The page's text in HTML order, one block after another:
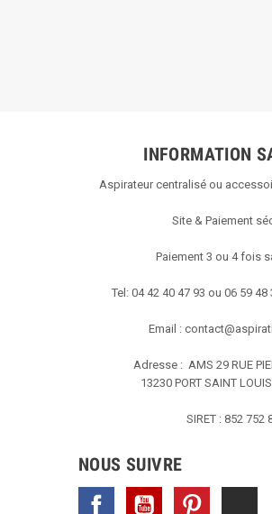
INFORMATION
Aspirateur centralisé ou
Site & Paiement
Paiement 3 ou 4 fois
Tel: 04 42 40 47 93 ou 06 59 48
Email :
Adresse : AMS 29 RUE
13230 PORT SAINT
SIRET : 852 752
NOUS SUIVRE
Facebook YouTube